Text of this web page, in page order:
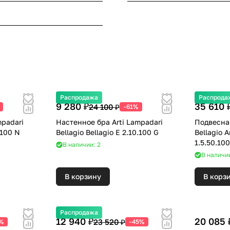
N
Распродажа
9 280 ₽24 100 ₽ -61%
Настенное бра Arti Lampadari
Bellagio Bellagio E 2.10.100 G
В наличии: 2
В корзину
35 610
Bellagio
В
В
Распродажа
12 940 ₽23 520 ₽ -45% 20 085